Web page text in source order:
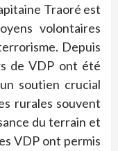
Traoré est
volontaires
Depuis
de VDP ont été
soutien crucial
rurales souvent
du terrain et
VDP ont permis